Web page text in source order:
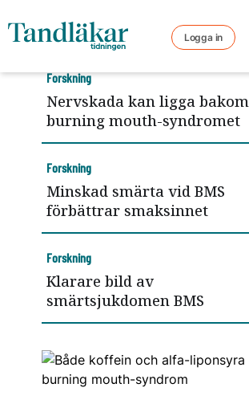
Logga in
Nervskada kan ligga bakom
burning mouth-syndromet
Forskning
Minskad smärta vid BMS
förbättrar smaksinnet
Forskning
Klarare bild av
smärtsjukdomen BMS
Forskning